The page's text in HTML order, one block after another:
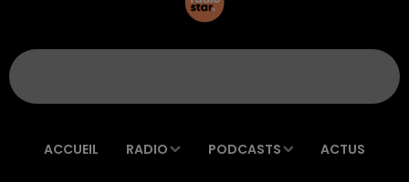
ACCUEIL RADIO PODCASTS ACTUS